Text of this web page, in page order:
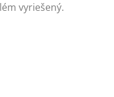
vyriešený.